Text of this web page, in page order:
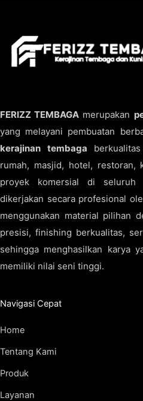
FERIZZ TEMBAGA merupakan
yang melayani pembuatan
kerajinan tembaga
rumah, masjid, hotel, restoran,
proyek komersial di seluruh
dikerjakan secara profesional
menggunakan material pilihan
presisi, finishing berkualitas,
sehingga menghasilkan karya
memiliki nilai seni tinggi.
Navigasi Cepat
Home
Tentang Kami
Produk
Layanan